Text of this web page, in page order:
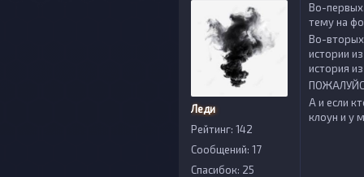
Леди
Рейтинг: 142
Сообщений: 17
Спасибок: 25
Во-
тему на
Во-
истории
история
А и если
клоун и у